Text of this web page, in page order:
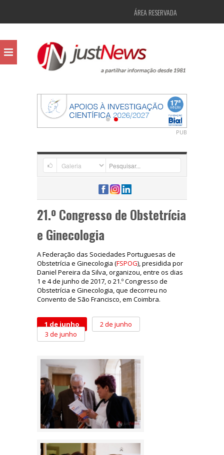
ÁREA RESERVADA
PUB
21.º Congresso de Obstetrícia
e Ginecologia
A Federação das Sociedades Portuguesas de
Obstetrícia e Ginecologia (FSPOG), presidida por
Daniel Pereira da Silva, organizou, entre os dias
1 e 4 de junho de 2017, o 21.º Congresso de
Obstetrícia e Ginecologia, que decorreu no
Convento de São Francisco, em Coimbra.
1 de junho
2 de junho
3 de junho